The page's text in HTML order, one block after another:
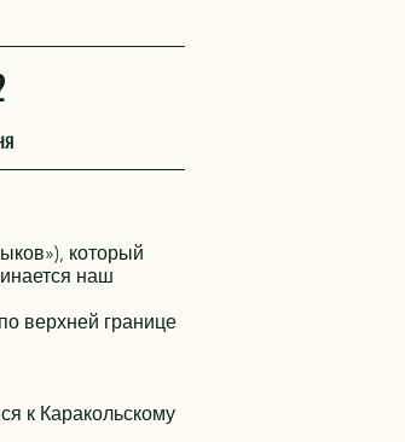
который
наш
верхней границе
к Каракольскому